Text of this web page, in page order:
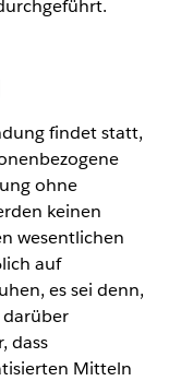
findet statt,
ohne
keinen
wesentlichen
auf
es sei denn,
darüber
dass
Mitteln